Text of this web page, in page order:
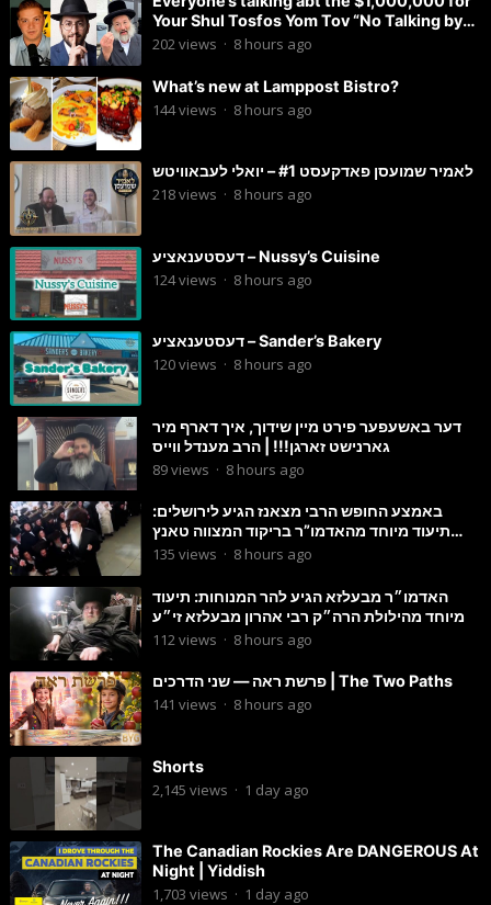
Your Shul Tosfos Yom Tov “No Talking by
Davening” movement
202views · 8 hours ago
What’s new at Lamppost Bistro?
144views · 8 hours ago
לאמיר שמועסן פאדקעסט #1 – יואלי לעבאוויטש
218views · 8 hours ago
דעסטענאציע – Nussy’s Cuisine
124views · 8 hours ago
דעסטענאציע – Sander’s Bakery
120views · 8 hours ago
דער באשעפער פירט מיין שידוך, איך דארף מיר
גארנישט זארגן!!! | הרב מענדל ווייס
89views · 8 hours ago
באמצע החופש הרבי מצאנז הגיע לירושלים:
תיעוד מיוחד מהאדמו”ר בריקוד המצווה טאנץ
בשמחת בית סטרפקוב
135 views · 8 hours ago
האדמו״ר מבעלזא הגיע להר המנוחות: תיעוד
מיוחד מהילולת הרה״ק רבי אהרון מבעלזא זי״ע
112 views · 8 hours ago
פרשת ראה — שני הדרכים | The Two Paths
141 views · 8 hours ago
Shorts
2,145 views · 1 day ago
The Canadian Rockies Are DANGEROUS At
Night | Yiddish
1,703 views · 1 day ago